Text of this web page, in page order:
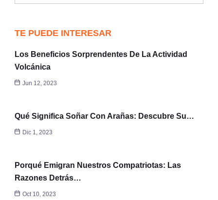
TE PUEDE INTERESAR
Los Beneficios Sorprendentes De La Actividad
Volcánica
Jun 12, 2023
Qué Significa Soñar Con Arañas: Descubre Su…
Dic 1, 2023
Porqué Emigran Nuestros Compatriotas: Las
Razones Detrás…
Oct 10, 2023